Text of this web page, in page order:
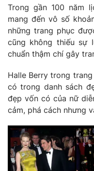
Giải sao mai
Làm đẹp
Chất lượng cuộc sống
Tuyển sinh
Học trực tuyến
Công nghệ
Hitech Công nghệ
Thị trường
Tư vấn
Giao lưu trực tuyến
Lịch phát sóng
Chuyên mục khác
Emagazine
Photo
Trong gần 100 năm
mang đến vô số
những trang phục
cũng không thiếu sự
chuẩn thậm chí gây
Halle Berry trong
có trong danh sách
đẹp vốn có của nữ
cảm, phá cách nhưng